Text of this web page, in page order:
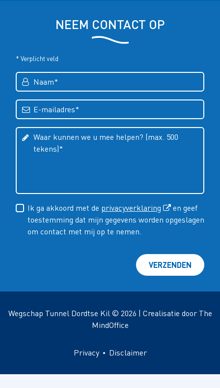
NEEM CONTACT OP
* Verplicht veld
Ik ga akkoord met de privacyverklaring
en geef
toestemming dat mijn gegevens worden opgeslagen
om contact met mij op te nemen.
VERZENDEN
Wegschap Tunnel Dordtse Kil © 2026 | Crealisatie door The
MindOffice
Privacy Disclaimer